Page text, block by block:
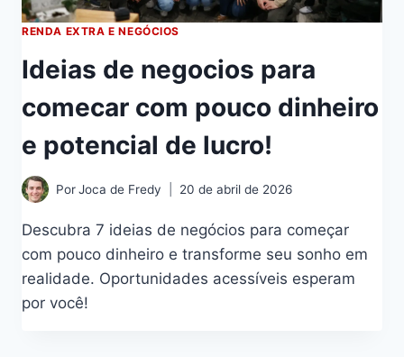
RENDA EXTRA E NEGÓCIOS
Ideias de negocios para
comecar com pouco dinheiro
e potencial de lucro!
PorJoca de Fredy 20 de abril de 2026
Descubra 7 ideias de negócios para começar
com pouco dinheiro e transforme seu sonho em
realidade. Oportunidades acessíveis esperam
por você!